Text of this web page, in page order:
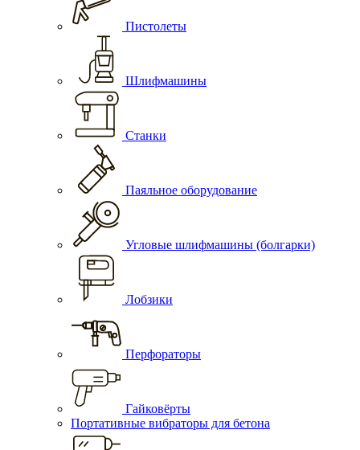
Пистолеты
Шлифмашины
Станки
Паяльное оборудование
Угловые шлифмашины (болгарки)
Лобзики
Перфораторы
Гайковёрты
Портативные вибраторы для бетона